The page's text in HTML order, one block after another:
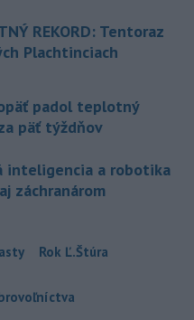
REKORD: Tentoraz
Plachtinciach
padol teplotný
päť týždňov
inteligencia a robotika
záchranárom
Rok Ľ.Štúra